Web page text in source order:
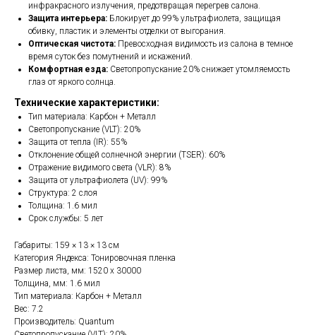
инфракрасного излучения, предотвращая перегрев салона.
Защита интерьера: Блокирует до 99% ультрафиолета, защищая
обивку, пластик и элементы отделки от выгорания.
Оптическая чистота: Превосходная видимость из салона в темное
время суток без помутнений и искажений.
Комфортная езда: Светопропускание 20% снижает утомляемость
глаз от яркого солнца.
Технические характеристики:
Тип материала: Карбон + Металл
Светопропускание (VLT): 20%
Защита от тепла (IR): 55%
Отклонение общей солнечной энергии (TSER): 60%
Отражение видимого света (VLR): 8%
Защита от ультрафиолета (UV): 99%
Структура: 2 слоя
Толщина: 1.6 мил
Срок службы: 5 лет
Габариты: 159 × 13 × 13 см
Категория Яндекса: Тонировочная пленка
Размер листа, мм: 1520 x 30000
Толщина, мм: 1.6 мил
Тип материала: Карбон + Металл
Вес: 7.2
Производитель: Quantum